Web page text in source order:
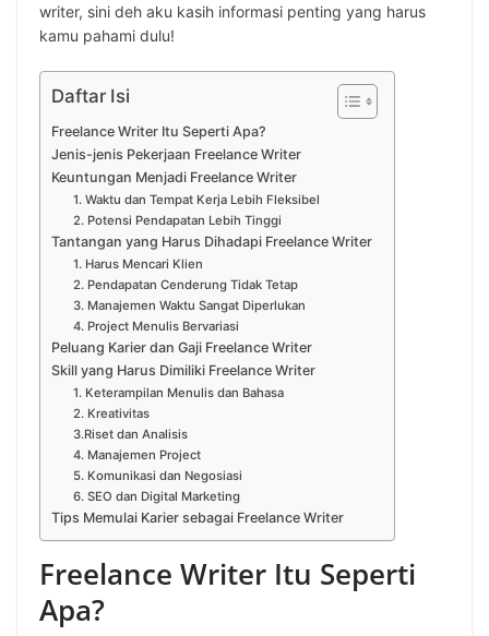
writer, sini deh aku kasih informasi penting yang harus
kamu pahami dulu!
Daftar Isi
Freelance Writer Itu Seperti Apa?
Jenis-jenis Pekerjaan Freelance Writer
Keuntungan Menjadi Freelance Writer
1. Waktu dan Tempat Kerja Lebih Fleksibel
2. Potensi Pendapatan Lebih Tinggi
Tantangan yang Harus Dihadapi Freelance Writer
1. Harus Mencari Klien
2. Pendapatan Cenderung Tidak Tetap
3. Manajemen Waktu Sangat Diperlukan
4. Project Menulis Bervariasi
Peluang Karier dan Gaji Freelance Writer
Skill yang Harus Dimiliki Freelance Writer
1. Keterampilan Menulis dan Bahasa
2. Kreativitas
3.Riset dan Analisis
4. Manajemen Project
5. Komunikasi dan Negosiasi
6. SEO dan Digital Marketing
Tips Memulai Karier sebagai Freelance Writer
Freelance Writer Itu Seperti
Apa?